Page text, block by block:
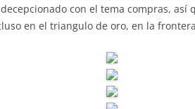
con el tema compras,
en el triangulo de oro, en la